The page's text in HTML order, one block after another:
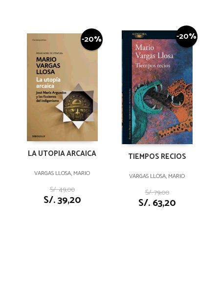
-20%
LA UTOPIA ARCAICA
VARGAS LLOSA, MARIO
S/. 49,00
S/. 39,20
-20%
TIEMPOS RECIOS
VARGAS LLOSA, MARIO
S/. 79,00
S/. 63,20